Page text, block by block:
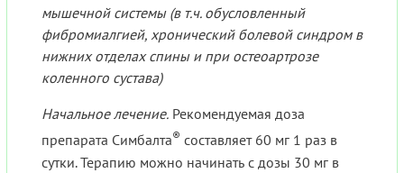
мышечной системы (в т.ч. обусловленный
фибромиалгией, хронический болевой синдром в
нижних отделах спины и при остеоартрозе
коленного сустава)
Начальное лечение. Рекомендуемая доза
препарата Симбалта® составляет 60 мг 1 раз в
сутки. Терапию можно начинать с дозы 30 мг в